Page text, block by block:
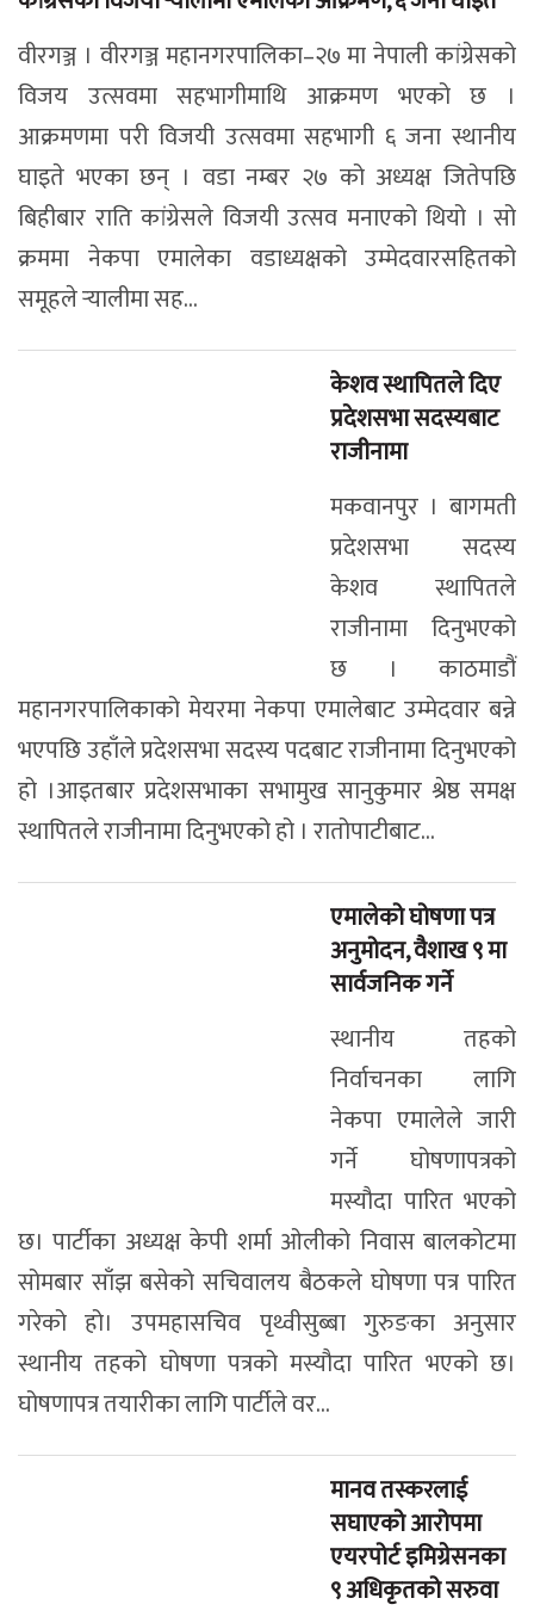
वीरगञ्ज । वीरगञ्ज महानगरपालिका–२७ मा नेपाली कांग्रेसको
विजय उत्सवमा सहभागीमाथि आक्रमण भएको छ ।
आक्रमणमा परी विजयी उत्सवमा सहभागी ६ जना स्थानीय
घाइते भएका छन् । वडा नम्बर २७ को अध्यक्ष जितेपछि
बिहीबार राति कांग्रेसले विजयी उत्सव मनाएको थियो । सो
क्रममा नेकपा एमालेका वडाध्यक्षको उम्मेदवारसहितको
समूहले र्‍यालीमा सह...
केशव स्थापितले दिए
प्रदेशसभा सदस्यबाट
राजीनामा
मकवानपुर । बागमती
प्रदेशसभा सदस्य
केशव स्थापितले
राजीनामा दिनुभएको
छ । काठमाडौं
महानगरपालिकाको मेयरमा नेकपा एमालेबाट उम्मेदवार बन्ने
भएपछि उहाँले प्रदेशसभा सदस्य पदबाट राजीनामा दिनुभएको
हो ।आइतबार प्रदेशसभाका सभामुख सानुकुमार श्रेष्ठ समक्ष
स्थापितले राजीनामा दिनुभएको हो । रातोपाटीबाट...
एमालेको घोषणा पत्र
अनुमोदन, वैशाख ९ मा
सार्वजनिक गर्ने
स्थानीय तहको
निर्वाचनका लागि
नेकपा एमालेले जारी
गर्ने घोषणापत्रको
मस्यौदा पारित भएको
छ। पार्टीका अध्यक्ष केपी शर्मा ओलीको निवास बालकोटमा
सोमबार साँझ बसेको सचिवालय बैठकले घोषणा पत्र पारित
गरेको हो। उपमहासचिव पृथ्वीसुब्बा गुरुङका अनुसार
स्थानीय तहको घोषणा पत्रको मस्यौदा पारित भएको छ।
घोषणापत्र तयारीका लागि पार्टीले वर...
मानव तस्करलाई
सघाएको आरोपमा
एयरपोर्ट इमिग्रेसनका
९ अधिकृतको सरुवा